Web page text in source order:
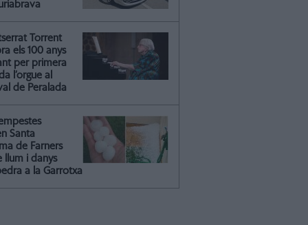
Torrent
els 100 anys
per primera
l’orgue al
de Peralada
Santa
de Farners
llum i danys
a la Garrotxa